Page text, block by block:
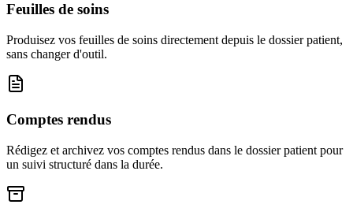
Feuilles de soins
Produisez vos feuilles de soins directement depuis le dossier patient,
sans changer d'outil.
Comptes rendus
Rédigez et archivez vos comptes rendus dans le dossier patient pour
un suivi structuré dans la durée.